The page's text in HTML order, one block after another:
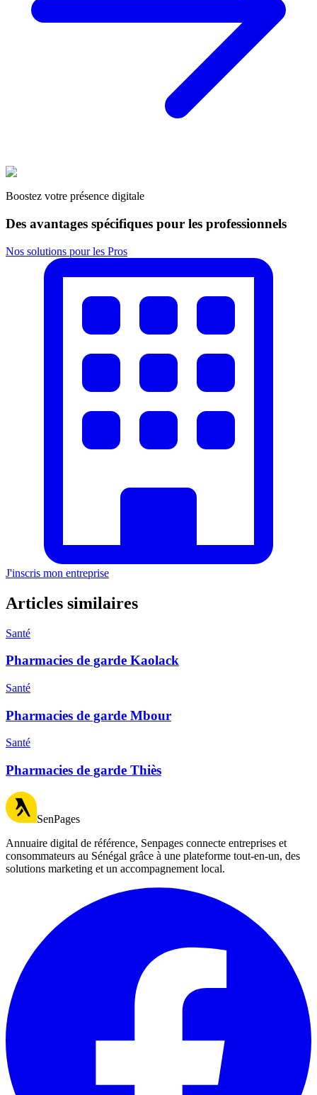
Boostez votre présence digitale
Des avantages spécifiques pour les professionnels
Nos solutions pour les Pros
J'inscris mon entreprise
Articles similaires
Santé
Pharmacies de garde Kaolack
Santé
Pharmacies de garde Mbour
Santé
Pharmacies de garde Thiès
SenPages
Annuaire digital de référence, Senpages connecte entreprises et
consommateurs au Sénégal grâce à une plateforme tout-en-un, des
solutions marketing et un accompagnement local.